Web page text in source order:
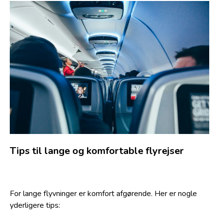
Tips til lange og komfortable flyrejser
For lange flyvninger er komfort afgørende. Her er nogle
yderligere tips: